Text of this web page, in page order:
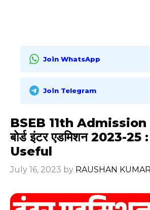
Join WhatsApp
Join Telegram
BSEB 11th Admission
बोर्ड इंटर एडमिशन 2023-
Useful
July 16, 2023 by RAUSHAN KUMAR